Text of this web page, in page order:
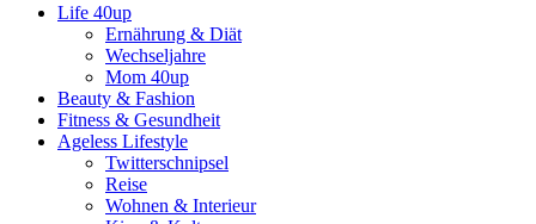
Life 40up
Ernährung & Diät
Wechseljahre
Mom 40up
Beauty & Fashion
Fitness & Gesundheit
Ageless Lifestyle
Twitterschnipsel
Reise
Wohnen & Interieur